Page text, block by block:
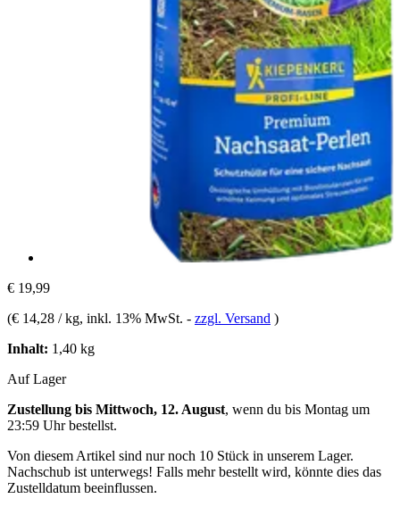
€ 19,99
(€ 14,28 / kg, inkl. 13% MwSt. - zzgl. Versand )
Inhalt: 1,40 kg
Auf Lager
Zustellung bis Mittwoch, 12. August, wenn du bis Montag um
23:59 Uhrbestellst.
Von diesem Artikel sind nur noch 10 Stück in unserem Lager.
Nachschub ist unterwegs! Falls mehr bestellt wird, könnte dies das
Zustelldatum beeinflussen.